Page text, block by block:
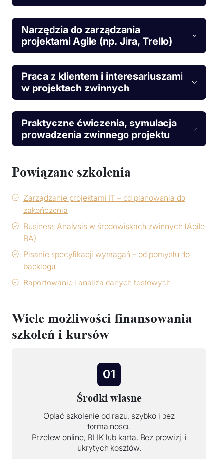
Narzędzia do zarządzania
projektami Agile (np. Jira, Trello)
Praca z klientem i interesariuszami
w projektach zwinnych
Praktyczne ćwiczenia, symulacja
prowadzenia zwinnego projektu
Powiązane szkolenia
Zarządzanie projektami IT – od planowania do
zakończenia
Business Analysis w środowiskach zwinnych (Agile
BA)
Pisanie specyfikacji wymagań – od pomysłu do
backlogu
Raportowanie i analiza danych testowych
Wiele możliwości finansowania
szkoleń i kursów
01
Środki własne
Opłać szkolenie od razu, szybko i bez
formalności.
Przelew online, BLIK lub karta. Bez prowizji i
ukrytych kosztów.